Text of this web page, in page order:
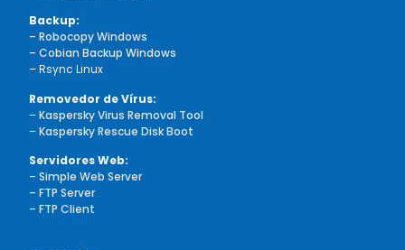
Backup:
– Robocopy Windows
– Cobian Backup Windows
– Rsync Linux
Removedor de Vírus:
–Kaspersky Virus Removal Tool
–Kaspersky Rescue Disk Boot
Servidores Web:
– Simple Web Server
– FTP Server
– FTP Client